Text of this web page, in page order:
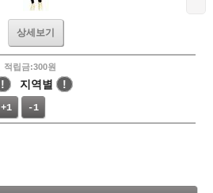
상세보기
적립금:300원
! 지역별
!
+1 -1